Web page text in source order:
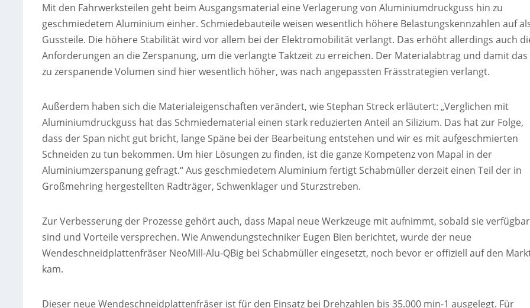
Mit den Fahrwerksteilen geht beim Ausgangsmaterial eine Verlagerung von Aluminiumdruckguss hin zu
geschmiedetem Aluminium einher. Schmiedebauteile weisen wesentlich höhere Belastungskennzahlen auf
Gussteile. Die höhere Stabilität wird vor allem bei der Elektromobilität verlangt. Das erhöht allerdings auch
Anforderungen an die Zerspanung, um die verlangte Taktzeit zu erreichen. Der Materialabtrag und damit das
zu zerspanende Volumen sind hier wesentlich höher, was nach angepassten Frässtrategien verlangt.
Außerdem haben sich die Materialeigenschaften verändert, wie Stephan Streck erläutert: „Verglichen mit
Aluminiumdruckguss hat das Schmiedematerial einen stark reduzierten Anteil an Silizium. Das hat zur Folge,
dass der Span nicht gut bricht, lange Späne bei der Bearbeitung entstehen und wir es mit aufgeschmierten
Schneiden zu tun bekommen. Um hier Lösungen zu finden, ist die ganze Kompetenz von Mapal in der
Aluminiumzerspanung gefragt.“ Aus geschmiedetem Aluminium fertigt Schabmüller derzeit einen Teil der in
Großmehring hergestellten Radträger, Schwenklager und Sturzstreben.
Zur Verbesserung der Prozesse gehört auch, dass Mapal neue Werkzeuge mit aufnimmt, sobald sie verfügbar
sind und Vorteile versprechen. Wie Anwendungstechniker Eugen Bien berichtet, wurde der neue
Wendeschneidplattenfräser NeoMill-Alu-QBig bei Schabmüller eingesetzt, noch bevor er offiziell auf den
kam.
Dieser neue Wendeschneidplattenfräser ist für den Einsatz bei Drehzahlen bis 35.000 min-1 ausgelegt. Für